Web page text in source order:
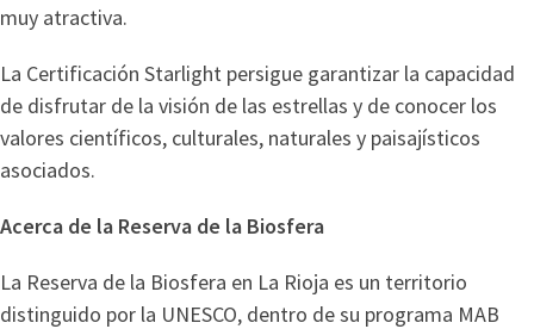
muy atractiva.
La Certificación Starlight persigue garantizar la capacidad
de disfrutar de la visión de las estrellas y de conocer los
valores científicos, culturales, naturales y paisajísticos
asociados.
Acerca de la Reserva de la Biosfera
La Reserva de la Biosfera en La Rioja es un territorio
distinguido por la UNESCO, dentro de su programa MAB